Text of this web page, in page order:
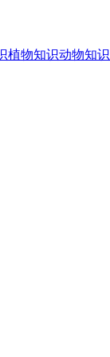
植物知识动物知识